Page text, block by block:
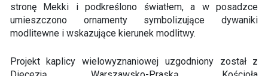
stronę Mekki i podkreślono światłem, a w posadzce
umieszczono ornamenty symbolizujące dywaniki
modlitewne i wskazujące kierunek modlitwy.
Projekt kaplicy wielowyznaniowej uzgodniony został z